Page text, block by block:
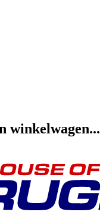
winkelwagen...